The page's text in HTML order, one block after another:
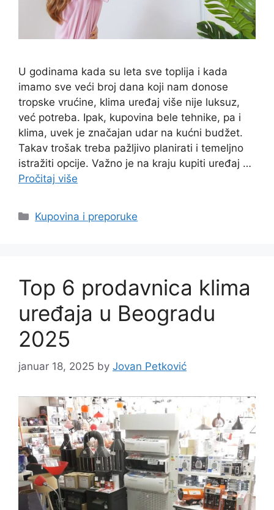
U godinama kada su leta sve toplija i kada
imamo sve veći broj dana koji nam donose
tropske vrućine, klima uređaj više nije luksuz,
već potreba. Ipak, kupovina bele tehnike, pa i
klima, uvek je značajan udar na kućni budžet.
Takav trošak treba pažljivo planirati i temeljno
istražiti opcije. Važno je na kraju kupiti uređaj …
Pročitaj više
Categories
Kupovina i preporuke
Top 6 prodavnica klima
uređaja u Beogradu
2025
januar 18, 2025 by Jovan Petković